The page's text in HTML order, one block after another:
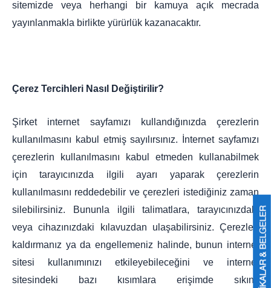
sitemizde veya herhangi bir kamuya açık mecrada
yayınlanmakla birlikte yürürlük kazanacaktır.
Çerez Tercihleri Nasıl Değiştirilir?
Şirket internet sayfamızı kullandığınızda çerezlerin
kullanılmasını kabul etmiş sayılırsınız. İnternet sayfamızı
çerezlerin kullanılmasını kabul etmeden kullanabilmek
için tarayıcınızda ilgili ayarı yaparak çerezlerin
kullanılmasını reddedebilir ve çerezleri istediğiniz zaman
silebilirsiniz. Bununla ilgili talimatlara, tarayıcınızdaki
veya cihazınızdaki kılavuzdan ulaşabilirsiniz. Çerezleri
kaldırmanız ya da engellemeniz halinde, bunun internet
sitesi kullanımınızı etkileyebileceğini ve internet
sitesindeki bazı kısımlara erişimde sıkıntı